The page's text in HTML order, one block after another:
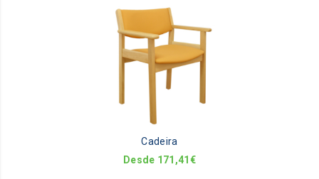
Cadeira
Desde 171,41 €